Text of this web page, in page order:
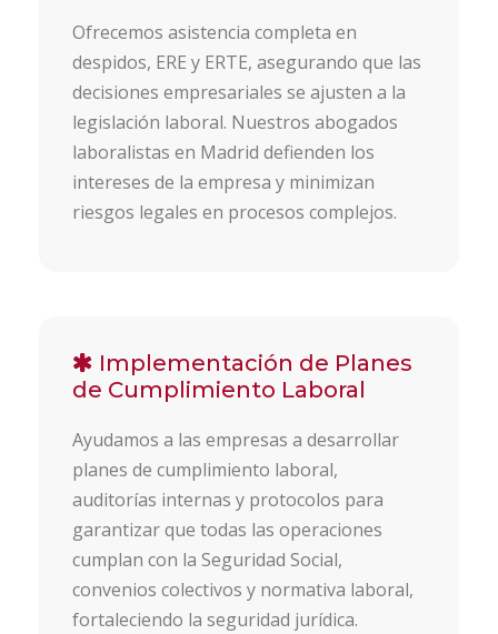
Ofrecemos asistencia completa en
despidos, ERE y ERTE, asegurando que las
decisiones empresariales se ajusten a la
legislación laboral. Nuestros abogados
laboralistas en Madrid defienden los
intereses de la empresa y minimizan
riesgos legales en procesos complejos.
Implementación de Planes
de Cumplimiento Laboral
Ayudamos a las empresas a desarrollar
planes de cumplimiento laboral,
auditorías internas y protocolos para
garantizar que todas las operaciones
cumplan con la Seguridad Social,
convenios colectivos y normativa laboral,
fortaleciendo la seguridad jurídica.